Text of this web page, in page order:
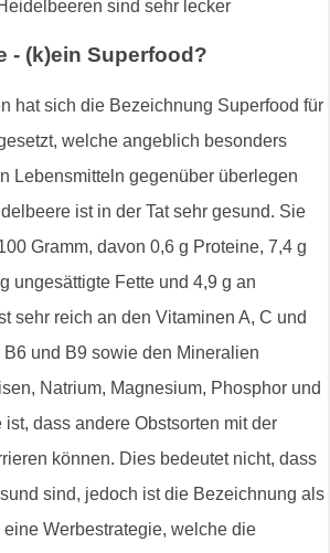
- (k)ein Superfood?
hat sich die Bezeichnung Superfood für
welche angeblich besonders
Lebensmitteln gegenüber überlegen
ist in der Tat sehr gesund. Sie
Gramm, davon 0,6 g Proteine, 7,4 g
ungesättigte Fette und 4,9 g an
sehr reich an den Vitaminen A, C und
und B9 sowie den Mineralien
Natrium, Magnesium, Phosphor und
dass andere Obstsorten mit der
können. Dies bedeutet nicht, dass
sind, jedoch ist die Bezeichnung als
Werbestrategie, welche die